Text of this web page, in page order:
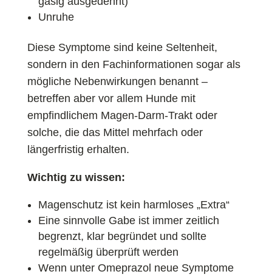
Unruhe
Diese Symptome sind keine Seltenheit,
sondern in den Fachinformationen sogar als
mögliche Nebenwirkungen benannt –
betreffen aber vor allem Hunde mit
empfindlichem Magen-Darm-Trakt oder
solche, die das Mittel mehrfach oder
längerfristig erhalten.
Wichtig zu wissen:
Magenschutz ist kein harmloses „Extra“
Eine sinnvolle Gabe ist immer zeitlich
begrenzt, klar begründet und sollte
regelmäßig überprüft werden
Wenn unter Omeprazol neue Symptome